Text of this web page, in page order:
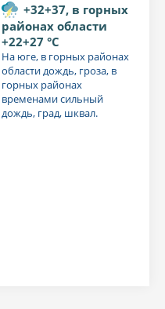
+32+37, в горных
районах области
+22+27 °C
На юге, в горных районах
области дождь, гроза, в
горных районах
временами сильный
дождь, град, шквал.